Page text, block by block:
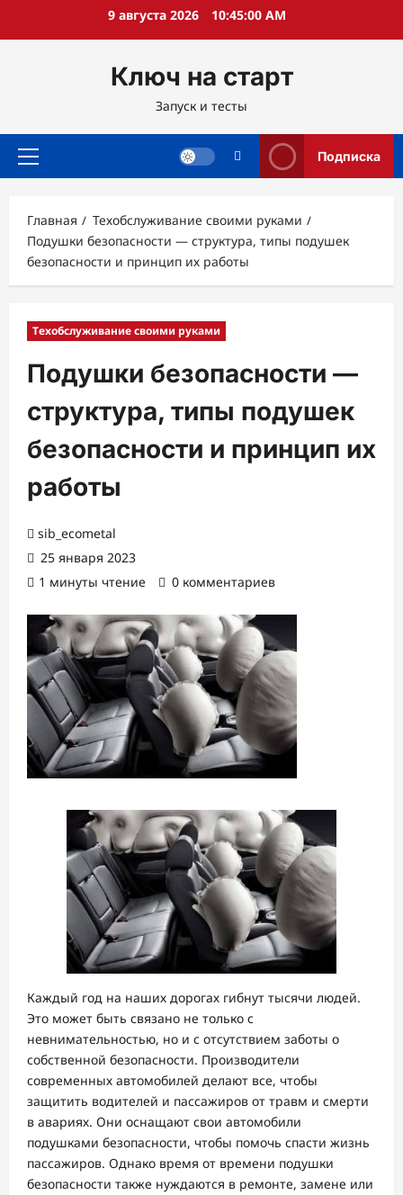
9 августа 2026 10:45:01 AM
Ключ на старт
Запуск и тесты
Основное
Подписка
Главная
Техобслуживание своими руками
Подушки безопасности — структура, типы подушек
безопасности и принцип их работы
Техобслуживание своими руками
Подушки безопасности —
структура, типы подушек
безопасности и принцип их
работы
sib_ecometal
25 января 2023
1 минуты чтение
0 комментариев
Каждый год на наших дорогах гибнут тысячи людей.
Это может быть связано не только с
невнимательностью, но и с отсутствием заботы о
собственной безопасности. Производители
современных автомобилей делают все, чтобы
защитить водителей и пассажиров от травм и смерти
в авариях. Они оснащают свои автомобили
подушками безопасности, чтобы помочь спасти жизнь
пассажиров. Однако время от времени подушки
безопасности также нуждаются в ремонте, замене или